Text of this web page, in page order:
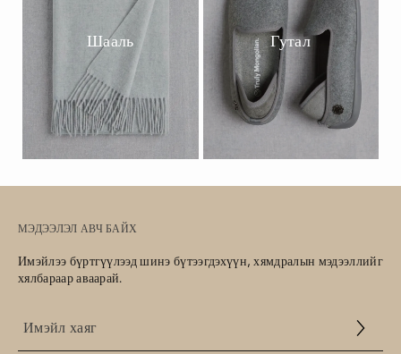
Шааль Гутал
МЭДЭЭЛЭЛ АВЧ БАЙХ
Имэйлээ бүртгүүлээд шинэ бүтээгдэхүүн, хямдралын мэдээллийг
хялбараар аваарай.